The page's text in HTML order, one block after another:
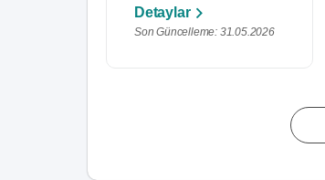
Detaylar
Son Güncelleme: 31.05.2026